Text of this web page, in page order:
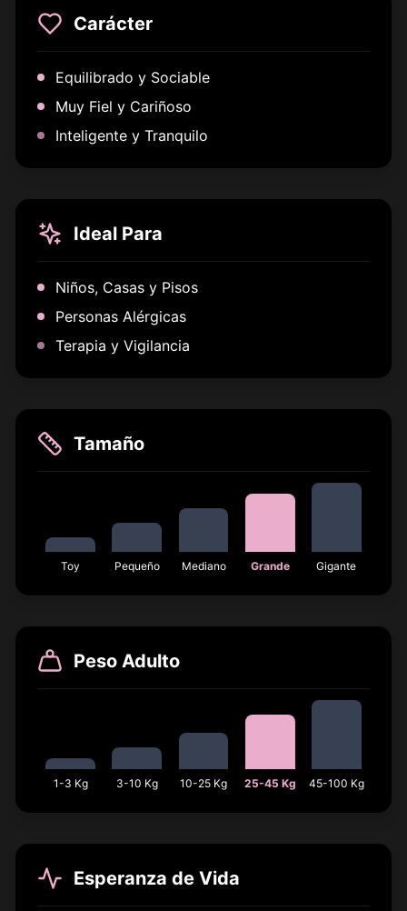
Carácter
Equilibrado y Sociable
Muy Fiel y Cariñoso
Inteligente y Tranquilo
Ideal Para
Niños, Casas y Pisos
Personas Alérgicas
Terapia y Vigilancia
Tamaño
Toy Pequeño Mediano Grande Gigante
Peso Adulto
1-3 Kg 3-10 Kg 10-25 Kg 25-45 Kg 45-100 Kg
Esperanza de Vida